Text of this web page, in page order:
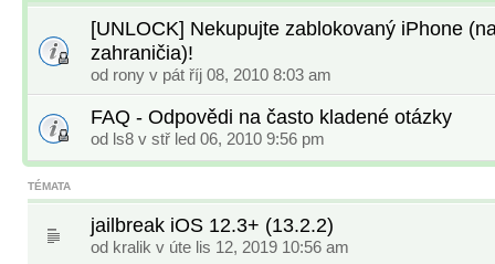
[UNLOCK] Nekupujte zablokovaný iPhone
zahraničia)!
od rony v pát říj 08, 2010 8:03 am
FAQ - Odpovědi na často kladené otázky
od ls8 v stř led 06, 2010 9:56 pm
TÉMATA
jailbreak iOS 12.3+ (13.2.2)
od kralik v úte lis 12, 2019 10:56 am